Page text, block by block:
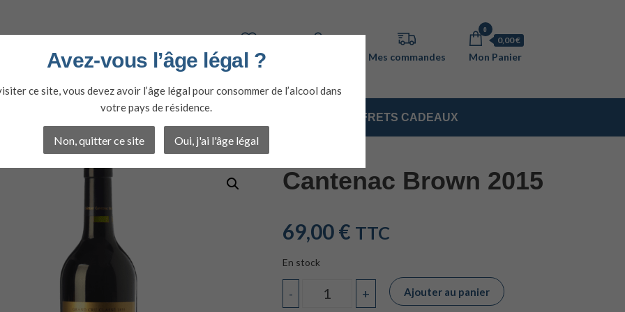
0
0,00 €
COFFRETS CADEAUX
Cantenac Brown 2015
69,00€ TTC
En stock
- Quantité+ Ajouter au panier
Avez-vous l’âge légal ?
ce site, vous devez avoir l’âge légal pour consommer de l’alcool dans
votre pays de résidence.
Non, quitter ce site Oui, j'ai l'âge légal